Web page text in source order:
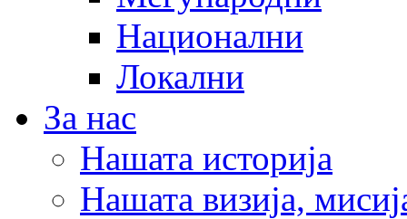
Национални
Локални
За нас
Нашата историја
Нашата визија,